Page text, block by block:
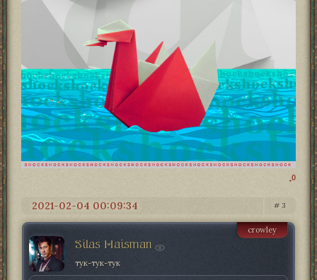
0
3
2021-02-04 00:09:34
Silas Haisman
crowley
тук-тук-тук